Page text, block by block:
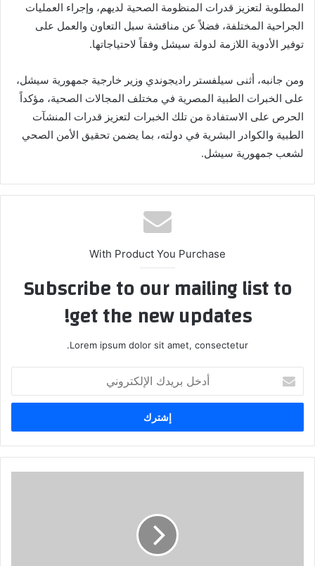
المطلوبة لتعزيز قدرات المنظومة الصحية لديهم، وإجراء العمليات
الجراحية المختلفة، فضلاً عن مناقشة سبل التعاون والعمل على
توفير الأدوية اللازمة لدولة سيشل وفقاً لاحتياجاتها.
ومن جانبه، أثنى سيلفستر راديجوندي وزير خارجية جمهورية سيشل،
على الخبرات الطبية المصرية في مختلف المجالات الصحية، مؤكداً
الحرص على الاستفادة من تلك الخبرات لتعزيز قدرات المنشآت
الطبية والكوادر البشرية في دولته، بما يضمن تحقيق الأمن الصحي
لشعب جمهورية سيشل.
With Product You Purchase
Subscribe to our mailing list to
get the new updates!
Lorem ipsum dolor sit amet, consectetur.
بريدك
الإلكتروني